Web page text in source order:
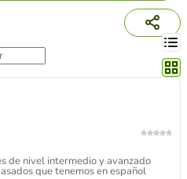
de nivel intermedio y avanzado
que tenemos en español